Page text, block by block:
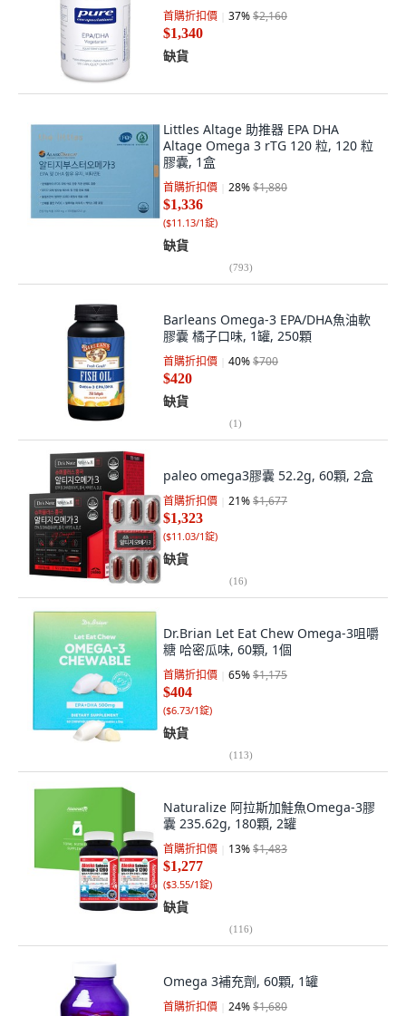
首購折扣價 37%$2,160
$1,340
缺貨
Littles Altage 助推器 EPA DHA
Altage Omega 3 rTG 120 粒, 120 粒
膠囊, 1盒
首購折扣價 28%$1,880
$1,336
($11.13/1錠)
缺貨
(793)
Barleans Omega-3 EPA/DHA魚油軟
膠囊 橘子口味, 1罐, 250顆
首購折扣價 40%$700
$420
缺貨
(1)
paleo omega3膠囊 52.2g, 60顆, 2盒
首購折扣價 21%$1,677
$1,323
($11.03/1錠)
缺貨
(16)
Dr.Brian Let Eat Chew Omega-3咀嚼
糖 哈密瓜味, 60顆, 1個
首購折扣價 65%$1,175
$404
($6.73/1錠)
缺貨
(113)
Naturalize 阿拉斯加鮭魚Omega-3膠
囊 235.62g, 180顆, 2罐
首購折扣價 13%$1,483
$1,277
($3.55/1錠)
缺貨
(116)
Omega 3補充劑, 60顆, 1罐
首購折扣價 24%$1,680